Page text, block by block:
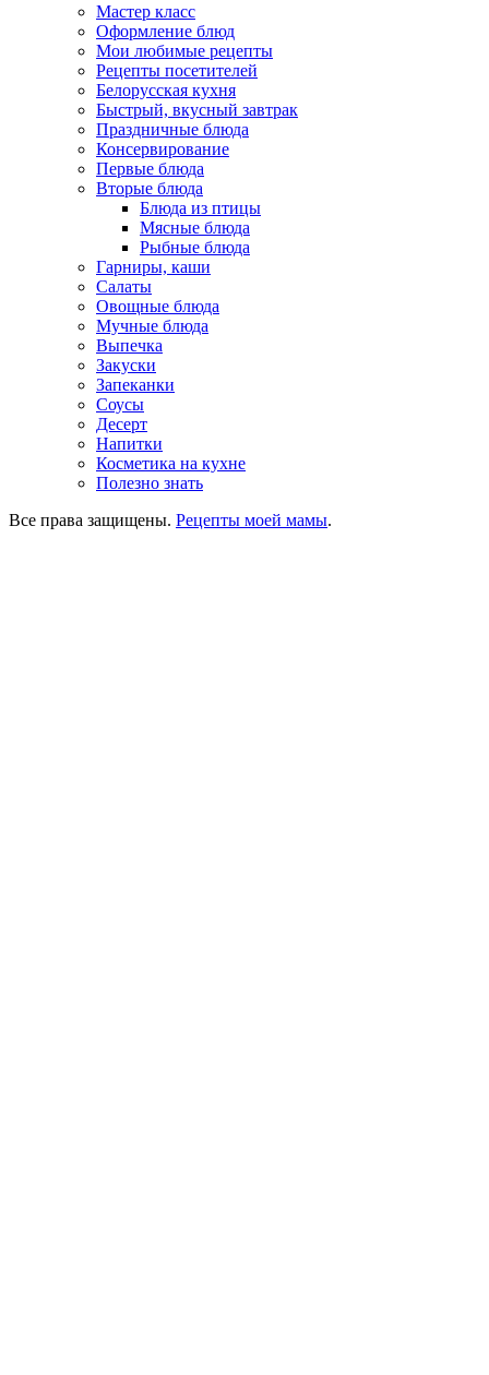
Мастер класс
Оформление блюд
Мои любимые рецепты
Рецепты посетителей
Белорусская кухня
Быстрый, вкусный завтрак
Праздничные блюда
Консервирование
Первые блюда
Вторые блюда
Блюда из птицы
Мясные блюда
Рыбные блюда
Гарниры, каши
Салаты
Овощные блюда
Мучные блюда
Выпечка
Закуски
Запеканки
Соусы
Десерт
Напитки
Косметика на кухне
Полезно знать
Все права защищены. Рецепты моей мамы.